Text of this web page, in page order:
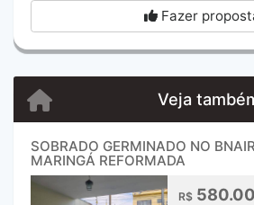
Fazer
Veja
SOBRADO GERMINADO NO
MARINGÁ REFORMADA
R$